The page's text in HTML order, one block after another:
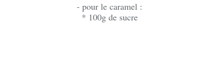
- pour le caramel :
* 100g de sucre